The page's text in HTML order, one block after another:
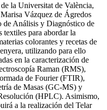
la Universitat de València,
Vázquez de Ágredos
de Análisis y Diagnóstico de
textiles para abordar la
colorantes y recetas de
utilizando para ello
en la caracterización de
Raman (RMS),
de Fourier (FTIR),
de Masas (GC-MS) y
(HPLC). Asimismo,
a la realización del Telar